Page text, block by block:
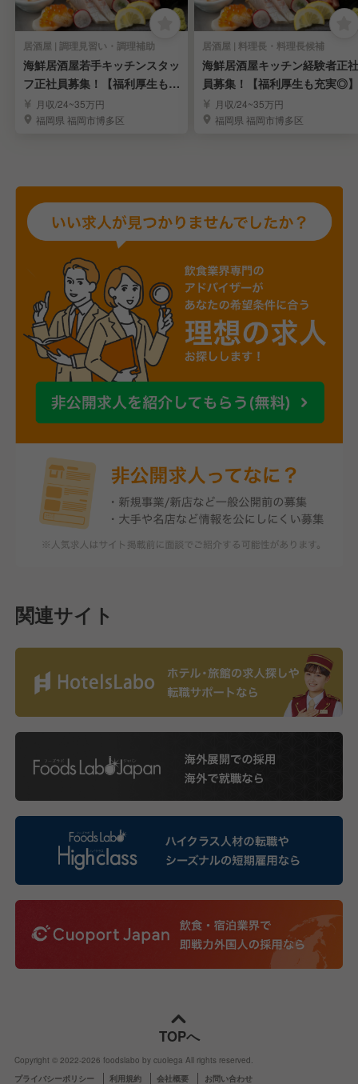
居酒屋 | 調理見習い・調理補助
海鮮居酒屋若手キッチンスタッ
フ正社員募集！【福利厚生も充
実◎】
月収/24~35万円
福岡県 福岡市博多区
居酒屋 | 料理長・料理長候補
海鮮居酒屋キッチン経験者正社
員募集！【福利厚生も充実◎】
月収/24~35万円
福岡県 福岡市博多区
関連サイト
TOPへ
Copyright © 2022-2026 foodslabo by cuolega All rights reserved.
プライバシーポリシー
利用規約 会社概要 お問い合わせ